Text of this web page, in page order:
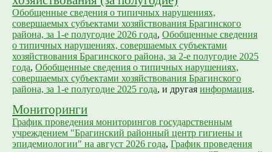
Обобщенные сведения о типичных нарушениях,
совершаемых субъектами хозяйствования Брагинского
района, за 1-е полугодие 2026 года,Обобщенные сведения
о типичных нарушениях, совершаемых субъектами
хозяйствования Брагинского района, за 2-е полугодие 2025
года,Обобщенные сведения о типичных нарушениях,
совершаемых субъектами хозяйствования Брагинского
района, за 1-е полугодие 2025 года, и другаяинформация.
Мониторинги
График проведения мониторингов государственным
учреждением "Брагинский районный центр гигиены и
эпидемиологии" на август 2026 года,График проведения